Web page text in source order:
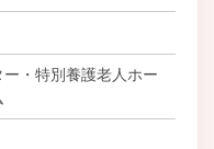
・特別養護老人ホー